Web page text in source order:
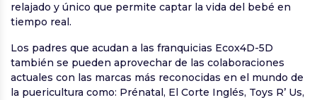
relajado y único que permite captar la vida del bebé en
tiempo real.
Los padres que acudan a las franquicias Ecox4D-5D
también se pueden aprovechar de las colaboraciones
actuales con las marcas más reconocidas en el mundo de
la puericultura como: Prénatal, El Corte Inglés, Toys R’ Us,